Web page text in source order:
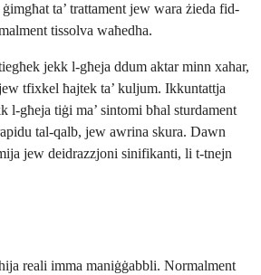
ta’ trattament jew wara żieda fid-
tissolva waħedha.
jekk l-għeja ddum aktar minn xahar,
tfixkel ħajtek ta’ kuljum. Ikkuntattja
għeja tiġi ma’ sintomi bħal sturdament
tal-qalb, jew awrina skura. Dawn
jew deidrazzjoni sinifikanti, li t-tnejn
reali imma maniġġabbli. Normalment